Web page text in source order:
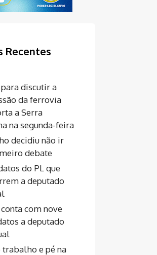
Recentes
discutir a
da ferrovia
a Serra
na segunda-feira
decidiu não ir
debate
do PL que
a deputado
com nove
a deputado
trabalho e pé na